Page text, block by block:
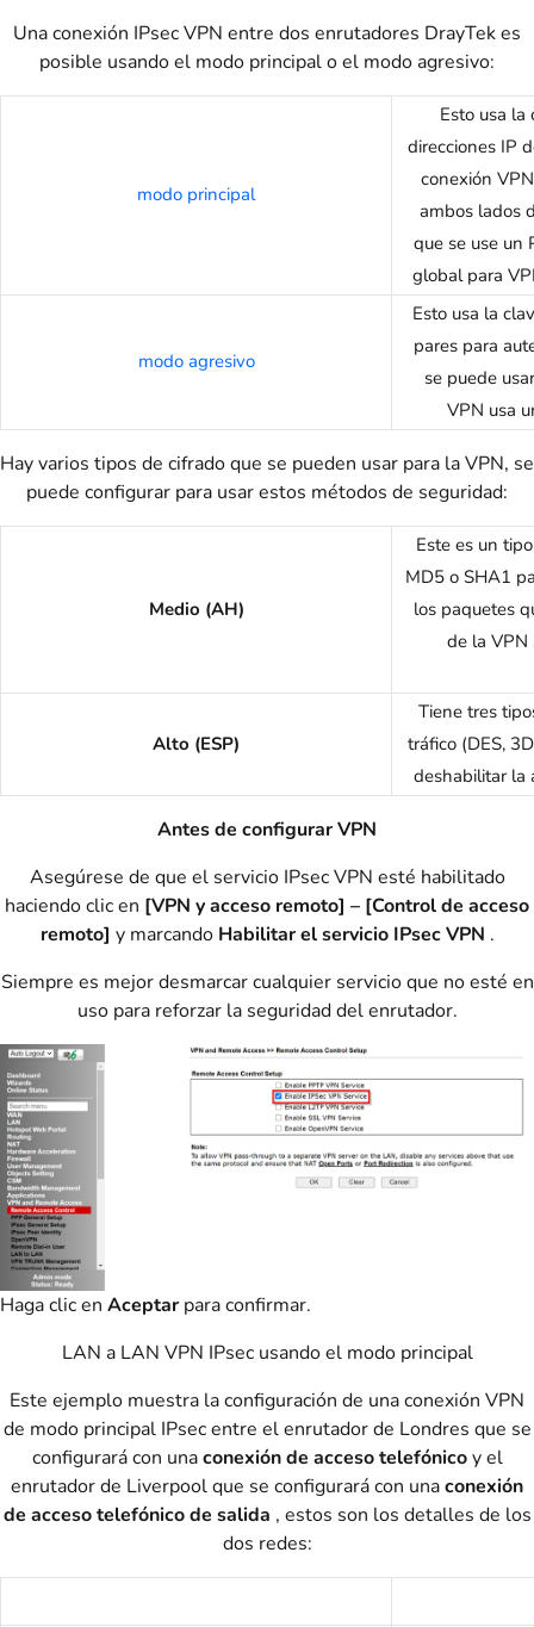
Una conexión IPsec VPN entre dos enrutadores DrayTek es
posible usando el modo principal o el modo agresivo:
modo principal
Esto usa
direcciones IP
conexión
ambos lados
que se use un
global para
modo agresivo
Esto usa la
pares para
se puede
VPN usa
Hay varios tipos de cifrado que se pueden usar para la VPN, se
puede configurar para usar estos métodos de seguridad:
Medio (AH)
Este es un
MD5 o SHA1
los paquetes
de la VPN
Alto (ESP)
Tiene tres
tráfico (DES,
deshabilitar la
Antes de configurar VPN
Asegúrese de que el servicio IPsec VPN esté habilitado
haciendo clic en [VPN y acceso remoto] – [Control de acceso
remoto] y marcando Habilitar el servicio IPsec VPN .
Siempre es mejor desmarcar cualquier servicio que no esté en
uso para reforzar la seguridad del enrutador.
Haga clic en Aceptar para confirmar.
LAN a LAN VPN IPsec usando el modo principal
Este ejemplo muestra la configuración de una conexión VPN
de modo principal IPsec entre el enrutador de Londres que se
configurará con unaconexión de acceso telefónicoy el
enrutador de Liverpool que se configurará con unaconexión
de acceso telefónico de salida , estos son los detalles de los
dos redes: